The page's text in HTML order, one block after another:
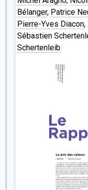
Bélanger, Patrice
Pierre-Yves Diacon,
Sébastien
Schertenleib